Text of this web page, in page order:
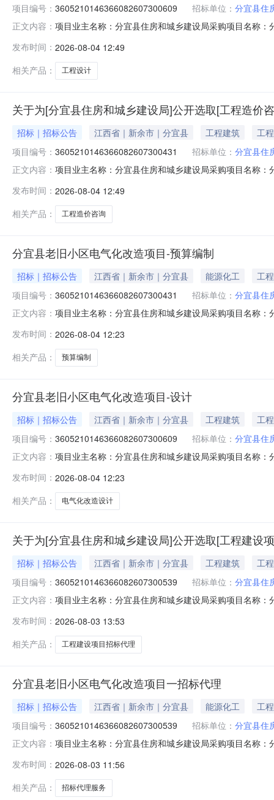
项目编号： 3605210146366082607300609 招标单位： 分宜县住
正文内容： 项目业主名称：分宜县住房和城乡建设局采购项目名称
造项目开展设计工作洽谈时间：3（个工作日）签订合同
请的中介：江西省景顺电力发展有限
发布时间： 2026-08-04 12:49
相关产品：
工程设计
关于为[分宜县住房和城乡建设局]公开选取[工程造价
招标｜招标公告 江西省｜新余市｜分宜县 工程建筑
工程
项目编号： 3605210146366082607300431 招标单位： 分宜县住
正文内容： 项目业主名称：分宜县住房和城乡建设局采购项目名称
化改造项目进行预算编制。洽谈时间：3（个工作日）签
西启晨项目管理有限公司,江西
发布时间： 2026-08-04 12:49
相关产品：
工程造价咨询
分宜县老旧小区电气化改造项目-预算编制
招标｜招标公告 江西省｜新余市｜分宜县 能源化工
工程
项目编号： 3605210146366082607300431 招标单位： 分宜县住
正文内容： 项目业主名称：分宜县住房和城乡建设局采购项目名称
气化改造项目进行预算编制。洽谈时间：3（个工作日）
其他
发布时间： 2026-08-04 12:23
相关产品：
预算编制
分宜县老旧小区电气化改造项目-设计
招标｜招标公告 江西省｜新余市｜分宜县 工程建筑
工程
项目编号： 3605210146366082607300609 招标单位： 分宜县住
正文内容： 项目业主名称：分宜县住房和城乡建设局采购项目名称
项目开展设计工作洽谈时间：3（个工作日）签订合同时
发布时间： 2026-08-04 12:23
相关产品：
电气化改造设计
关于为[分宜县住房和城乡建设局]公开选取[工程建设
招标｜招标公告 江西省｜新余市｜分宜县 工程建筑
工程
项目编号： 3605210146366082607300539 招标单位： 分宜县住
正文内容： 项目业主名称：分宜县住房和城乡建设局采购项目名称
项目开展招标代理工作洽谈时间：3（个工作日）签订合
之誉工程管理有限公司,江西金
发布时间： 2026-08-03 13:53
相关产品：
工程建设项目招标代理
分宜县老旧小区电气化改造项目一招标代理
招标｜招标公告 江西省｜新余市｜分宜县 能源化工
工程
项目编号： 3605210146366082607300539 招标单位： 分宜县住
正文内容： 项目业主名称：分宜县住房和城乡建设局采购项目名称
造项目开展招标代理工作洽谈时间：3（个工作日）签订
要求
发布时间： 2026-08-03 11:56
相关产品：
招标代理服务